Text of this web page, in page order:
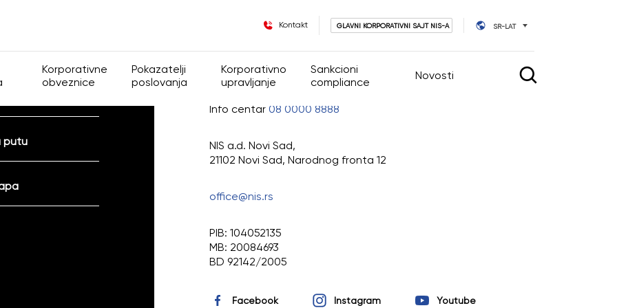
Kontakt GLAVNI KORPORATIVNI SAJT NIS-A SR-LAT
struktura
Korporativne
obveznice
Opšte informacije
Pokazatelji
poslovanja
Finansijski pokazatelji
Operativni pokazatelji
Korporativno
upravljanje
Korporativno upravljanje
Grupa
Kodeks korporativnog upravljanja
Skupština akcionara
Sankcioni
compliance
Novosti
i donacije
putu
Info centar 08 0000 8888
NIS a.d. Novi Sad,
21102 Novi Sad, Narodnog fronta 12
office@nis.rs
PIB: 104052135
MB: 20084693
BD 92142/2005
Facebook Instagram Youtube